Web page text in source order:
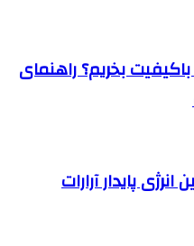
بخریم؟ راهنمای
پایدار آرارات